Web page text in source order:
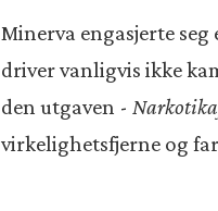
Minerva engasjerte
driver vanligvis ikke
den utgaven -
virkelighetsfjerne og